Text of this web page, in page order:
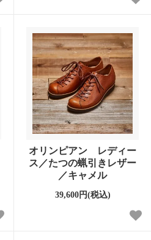
オリンピアン レディー
ス／たつの蝋引きレザー
／キャメル
39,600円(税込)